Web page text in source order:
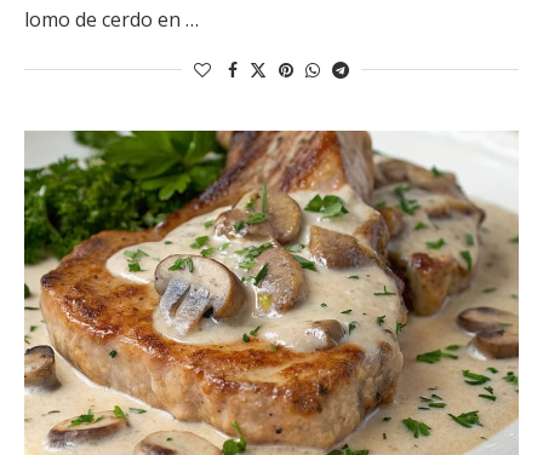
lomo de cerdo en …